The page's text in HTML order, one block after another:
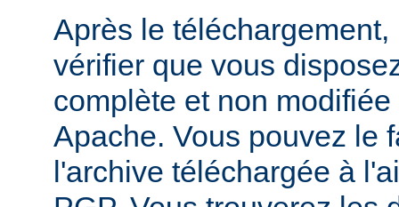
Après le
vérifier que vous
complète et non
Apache. Vous pouvez le
l'archive téléchargée à